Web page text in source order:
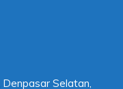
Denpasar Selatan,